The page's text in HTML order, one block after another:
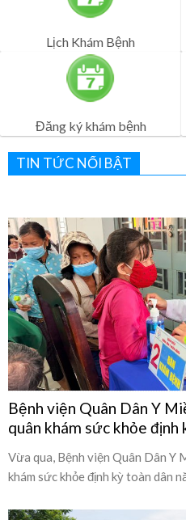
Đăng ký khám bệnh
TIN TỨC NỔI BẬT
Bệnh viện Quân Dân Y
quân khám sức khỏe
Vừa qua, Bệnh viện Quân Dân Y
khám sức khỏe định kỳ toàn dân